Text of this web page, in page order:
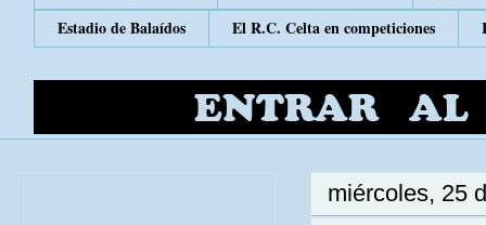
Estadio de Balaídos
El R.C. Celta en competiciones
miércoles, 25